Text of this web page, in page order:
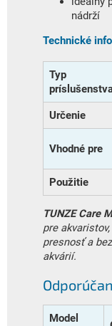
nádrží
Technické
Typ
Určenie
Vhodné pre
Použitie
TUNZE Care
pre
presnosť a
akvárií.
Model